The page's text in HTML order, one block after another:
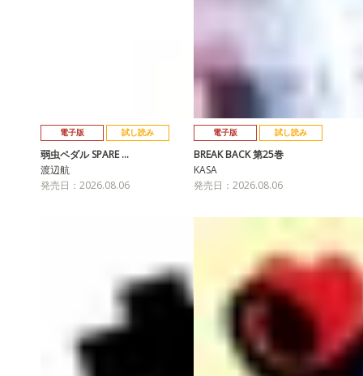
電子版 試し読み
弱虫ペダル SPARE …
渡辺航
発売日：2026.08.06
電子版 試し読み
BREAK BACK 第25巻
KASA
発売日：2026.08.06